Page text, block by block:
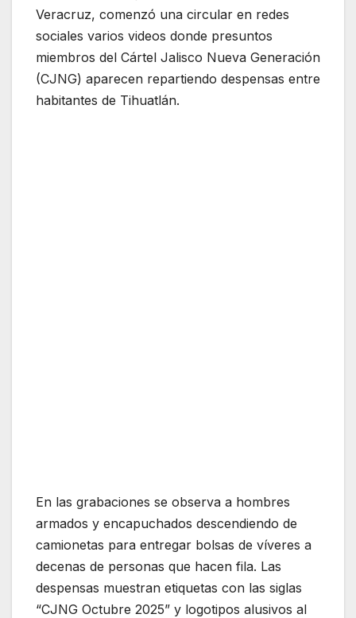
Veracruz, comenzó una circular en redes
sociales varios videos donde presuntos
miembros del Cártel Jalisco Nueva Generación
(CJNG) aparecen repartiendo despensas entre
habitantes de Tihuatlán.
En las grabaciones se observa a hombres
armados y encapuchados descendiendo de
camionetas para entregar bolsas de víveres a
decenas de personas que hacen fila. Las
despensas muestran etiquetas con las siglas
“CJNG Octubre 2025” y logotipos alusivos al